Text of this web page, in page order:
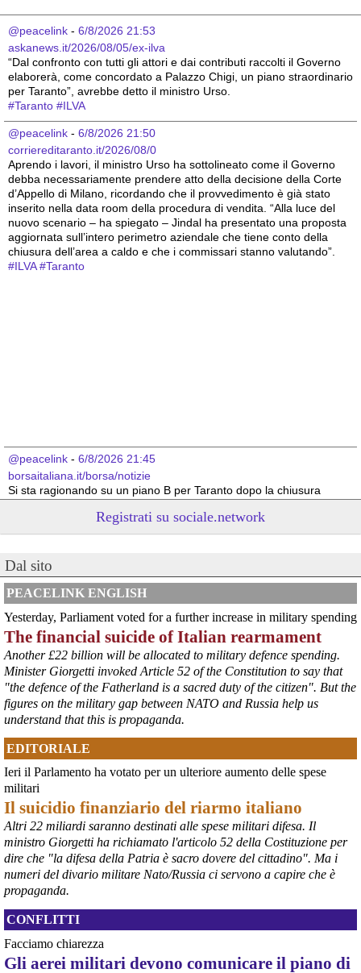
@peacelink - 6/8/2026 21:53
askanews.it/2026/08/05/ex-ilva
“Dal confronto con tutti gli attori e dai contributi raccolti il Governo
elaborerà, come concordato a Palazzo Chigi, un piano straordinario
per Taranto”, avrebbe detto il ministro Urso.
#Taranto #ILVA
@peacelink - 6/8/2026 21:50
corriereditaranto.it/2026/08/0
Aprendo i lavori, il ministro Urso ha sottolineato come il Governo
debba necessariamente prendere atto della decisione della Corte
d’Appello di Milano, ricordando che il provvedimento è già stato
inserito nella data room della procedura di vendita. “Alla luce del
nuovo scenario – ha spiegato – Jindal ha presentato una proposta
aggiornata sull’intero perimetro aziendale che tiene conto della
chiusura dell’area a caldo e che i commissari stanno valutando”.
#ILVA #Taranto
@peacelink - 6/8/2026 21:45
borsaitaliana.it/borsa/notizie
Si sta ragionando su un piano B per Taranto dopo la chiusura
cronachetarantine.it/index.php
il Governo ha manifestato l’intenzione di predisporre un
provvedimento straordinario per attenuare le conseguenze
economiche e sociali della prevista fermata dell’area a caldo e ha
chiesto alle rappresentanze del territorio di formulare proposte
concrete per definirne i contenuti. Casartigiani valuta positivamente
questa disponibilità.
#ILVA Taranto
@peacelink - 6/8/2026 21:36
giornalerossoblu.it/ex-ilva-sc
Nel tavolo convocato al Ministero delle Imprese e del Made in Italy,
provvedimento straordinario per attenuare le conseguenze
economiche e sociali dello stop dell’area a caldo, invitando le
rappresentanze del territorio a presentare proposte operative.
#ILVA #Taranto
Registrati su sociale.network
Dal sito
PEACELINK ENGLISH
Yesterday, Parliament voted for a further increase in military spending
The financial suicide of Italian rearmament
Another £22 billion will be allocated to military defence spending.
Minister Giorgetti invoked Article 52 of the Constitution to say that
"the defence of the Fatherland is a sacred duty of the citizen". But the
figures on the military gap between NATO and Russia help us
understand that this is propaganda.
EDITORIALE
Ieri il Parlamento ha votato per un ulteriore aumento delle spese
militari
Il suicidio finanziario del riarmo italiano
Altri 22 miliardi saranno destinati alle spese militari difesa. Il
ministro Giorgetti ha richiamato l'articolo 52 della Costituzione per
dire che "la difesa della Patria è sacro dovere del cittadino". Ma i
numeri del divario militare Nato/Russia ci servono a capire che è
propaganda.
CONFLITTI
Facciamo chiarezza
Gli aerei militari devono comunicare il piano di